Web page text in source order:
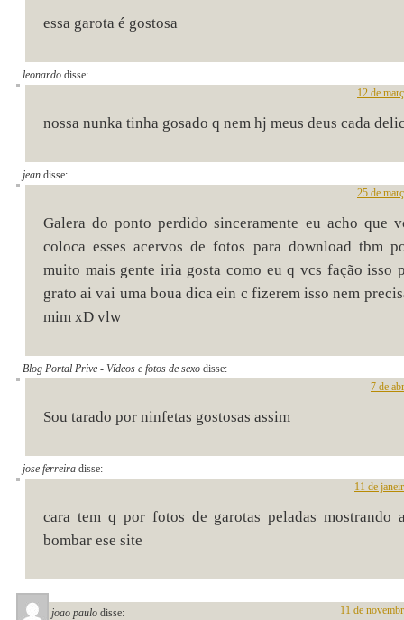
essa garota é gostosa
leonardo disse:
12 de
nossa nunka tinha gosado q nem hj meus deus cada
jean disse:
25 de
Galera do ponto perdido sinceramente eu acho que
coloca esses acervos de fotos para download tbm
muito mais gente iria gosta como eu q vcs fação isso
grato ai vai uma boua dica ein c fizerem isso nem
mim xD vlw
Blog Portal Prive - Vídeos e fotos de sexo disse:
7 de
Sou tarado por ninfetas gostosas assim
jose ferreira disse:
11 de
cara tem q por fotos de garotas peladas mostrando
bombar ese site
joao paulo disse: 11 de